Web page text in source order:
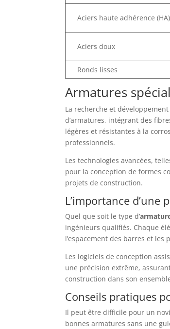
Aciers haute adhérence (HA)
Aciers doux
Ronds lisses
Armatures
La recherche et
d’armatures, intégrant des
légères et résistantes à la
professionnels.
Les technologies avancées,
pour la conception de formes
projets de construction.
L’importance
Quel que soit le type d’
ingénieurs qualifiés. Chaque
l’espacement des barres et
Les logiciels de conception
une précision extrême,
construction dans son
Conseils pratiques
Il peut être difficile pour un
bonnes armatures sans une